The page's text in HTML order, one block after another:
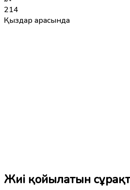
214
Қыздар арасында
Жиі қойылатын